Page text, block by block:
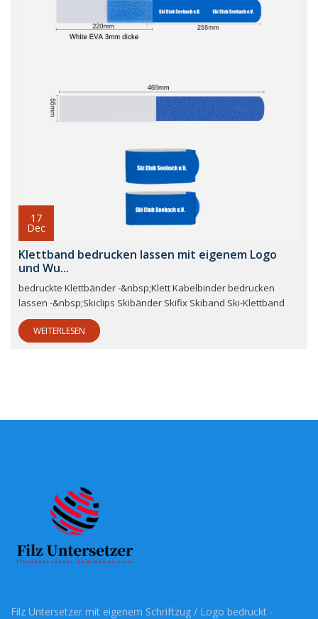
17
Dec
Klettband bedrucken lassen mit eigenem Logo
und Wu...
bedruckte Klettbänder -&nbsp;Klett Kabelbinder bedrucken
lassen -&nbsp;Skiclips Skibänder Skifix Skiband Ski-Klettband
WEITERLESEN
Filz Untersetzer mit eigenem Schriftzug / Logo bedruckt -